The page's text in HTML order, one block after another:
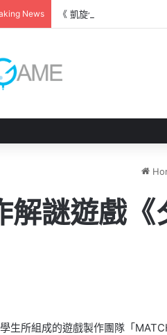
News 《 凱旋仙子 》試玩版推出
解謎遊戲
生所組成的遊戲製作團隊「